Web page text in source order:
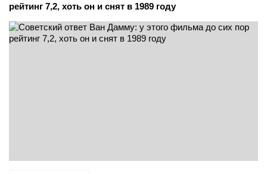
рейтинг 7,2, хоть он и снят в 1989 году